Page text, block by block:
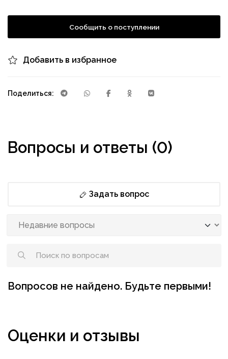
Сообщить о поступлении
Добавить в избранное
Поделиться:
Вопросы и ответы (0)
Задать вопрос
Вопросов не найдено. Будьте первыми!
Оценки и отзывы